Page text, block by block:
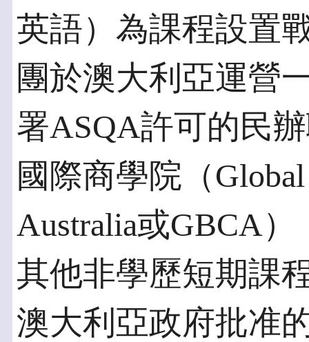
英語）為課程設置
團於澳大利亞運營
署ASQA許可的民
國際商學院（
Australia或GBCA
其他非學歷短期課
澳大利亞政府批准